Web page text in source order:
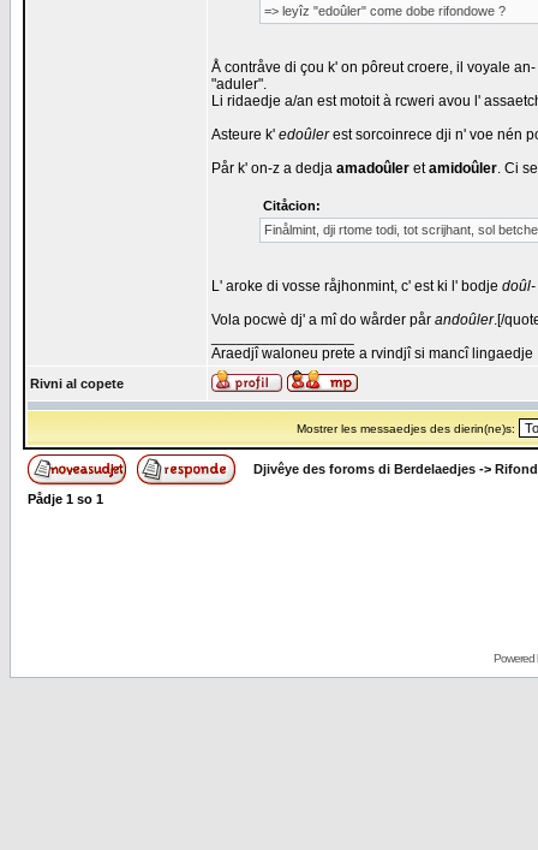
=> leyîz "edoûler" come dobe rifondowe ?
Å contråve di çou k' on pôreut croere, il voyale
"aduler".
Li ridaedje a/an est motoit à rcweri avou l'
Asteure k' edoûlerest sorcoinrece dji n' voe nén
Pår k' on-z a dedja amadoûler etamidoûler. Ci
Citåcion:
Finålmint, dji rtome todi, tot scrijhant, sol
L' aroke di vosse råjhonmint, c' est ki l' bodje doûl-
Vola pocwè dj' a mî do wårder pår andoûler.[/
Araedjî waloneu prete a rvindjî si mancî lingaedje
Rivni al copete
Mostrer les messaedjes des dierin(ne)s:
Djivêye des foroms di Berdelaedjes ->
Pådje 1 so 1
Powered